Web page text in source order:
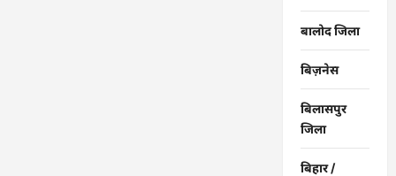
बालोद जिला
बिज़नेस
बिलासपुर
जिला
बिहार /